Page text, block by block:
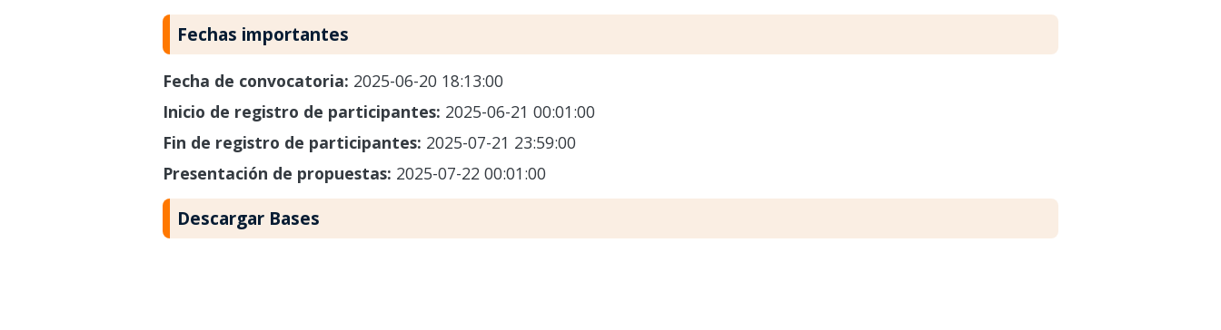
Fechas importantes
Fecha de convocatoria: 2025-06-20 18:13:00
Inicio de registro de participantes: 2025-06-21 00:01:00
Fin de registro de participantes: 2025-07-21 23:59:00
Presentación de propuestas: 2025-07-22 00:01:00
Descargar Bases